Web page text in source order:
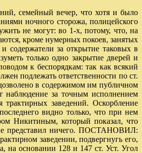
семейный вечер, что хотя и было
ночного сторожа, полицейского
не могут: во 1-х, потому, что, на
кроме нумерных покоев, занятых
содержатели за открытие таковых в
только одно закрытие дверей и
к беспорядкам: так как всякий
подлежать ответственности по ст.
в содержимом им публичном
наблюдение за точным исполнением
заведений. Оскорбление
видно только, что при нем
Никитиным, который показал, что
представил ничего. ПОСТАНОВИЛ:
заведении, подвергнугь его,
на основании 128 и 147 ст. Уст. Угол